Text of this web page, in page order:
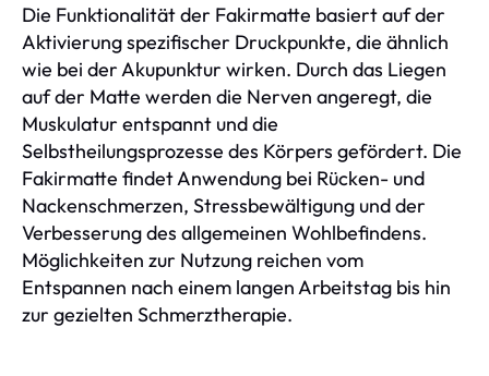
Die Funktionalität der Fakirmatte basiert auf der
Aktivierung spezifischer Druckpunkte, die ähnlich
wie bei der Akupunktur wirken. Durch das Liegen
auf der Matte werden die Nerven angeregt, die
Muskulatur entspannt und die
Selbstheilungsprozesse des Körpers gefördert. Die
Fakirmatte findet Anwendung bei Rücken- und
Nackenschmerzen, Stressbewältigung und der
Verbesserung des allgemeinen Wohlbefindens.
Möglichkeiten zur Nutzung reichen vom
Entspannen nach einem langen Arbeitstag bis hin
zur gezielten Schmerztherapie.